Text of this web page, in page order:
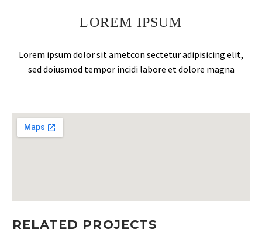
LOREM IPSUM
Lorem ipsum dolor sit ametcon sectetur adipisicing elit,
sed doiusmod tempor incidi labore et dolore magna
RELATED PROJECTS